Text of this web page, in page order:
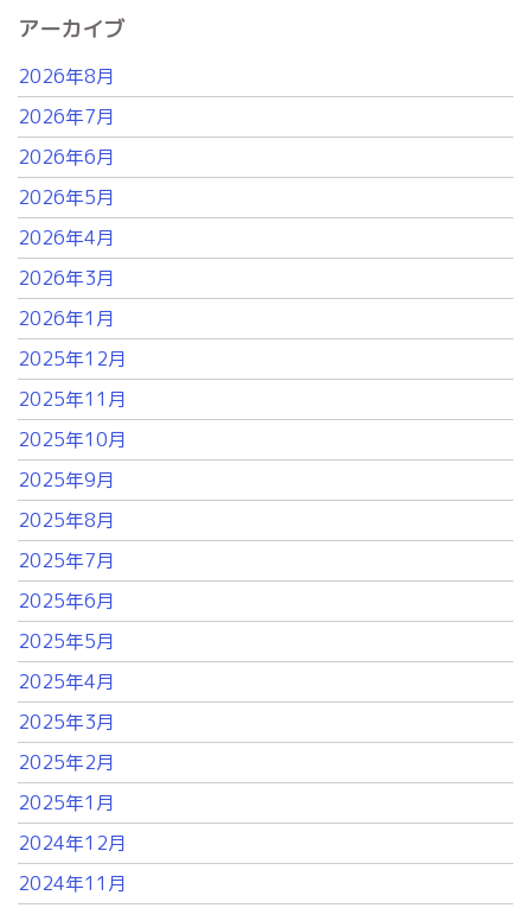
アーカイブ
2026年8月
2026年7月
2026年6月
2026年5月
2026年4月
2026年3月
2026年1月
2025年12月
2025年11月
2025年10月
2025年9月
2025年8月
2025年7月
2025年6月
2025年5月
2025年4月
2025年3月
2025年2月
2025年1月
2024年12月
2024年11月